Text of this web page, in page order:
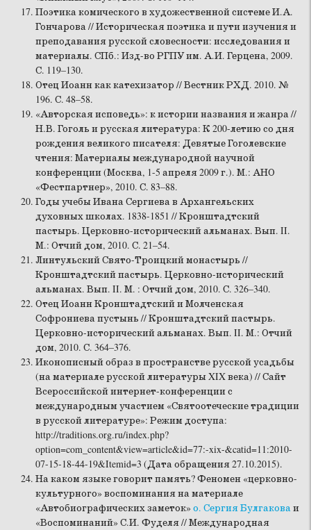
Поэтика комического в художественной системе И.А.
Гончарова // Историческая поэтика и пути изучения и
преподавания русской словесности: исследования и
материалы. СПб.: Изд-во РГПУ им. А.И. Герцена, 2009.
С. 119–130.
Отец Иоанн как катехизатор // Вестник РХД. 2010. №
196. С. 48–58.
«Авторская исповедь»: к истории названия и жанра //
Н.В. Гоголь и русская литература: К 200-летию со дня
рождения великого писателя: Девятые Гоголевские
чтения: Материалы международной научной
конференции (Москва, 1-5 апреля 2009 г.). М.: АНО
«Фестпартнер», 2010. С. 83–88.
Годы учебы Ивана Сергиева в Архангельских
духовных школах. 1838-1851 // Кронштадтский
пастырь. Церковно-исторический альманах. Вып. II.
М.: Отчий дом, 2010. С. 21–54.
Линтульский Свято-Троицкий монастырь //
Кронштадтский пастырь. Церковно-исторический
альманах. Вып. II. М. : Отчий дом, 2010. С. 326–340.
Отец Иоанн Кронштадтский и Молченская
Софрониева пустынь // Кронштадтский пастырь.
Церковно-исторический альманах. Вып. II. М.: Отчий
дом, 2010. С. 364–376.
Иконописный образ в пространстве русской усадьбы
(на материале русской литературы XIX века) // Сайт
Всероссийской интернет-конференции с
международным участием «Святоотеческие традиции
в русской литературе»: Режим доступа:
http://traditions.org.ru/index.php?
option=com_content&view=article&id=77:-xix-&catid=11:2010-
07-15-18-44-19&Itemid=3 (Дата обращения 27.10.2015).
На каком языке говорит память? Феномен «церковно-
культурного» воспоминания на материале
«Автобиографических заметок» о. Сергия Булгаковаи
«Воспоминаний» С.И. Фуделя // Международная